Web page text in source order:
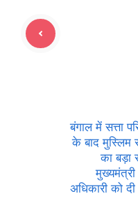
बंगाल में सत्ता
के बाद मुस्लिम
का बड़ा
अधिकारी को दी